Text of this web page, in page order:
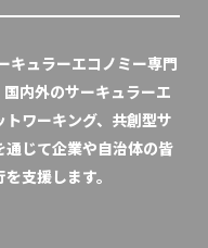
ュラーエコノミー専門
内外のサーキュラーエ
ワーキング、共創型サ
通じて企業や自治体の皆
支援します。